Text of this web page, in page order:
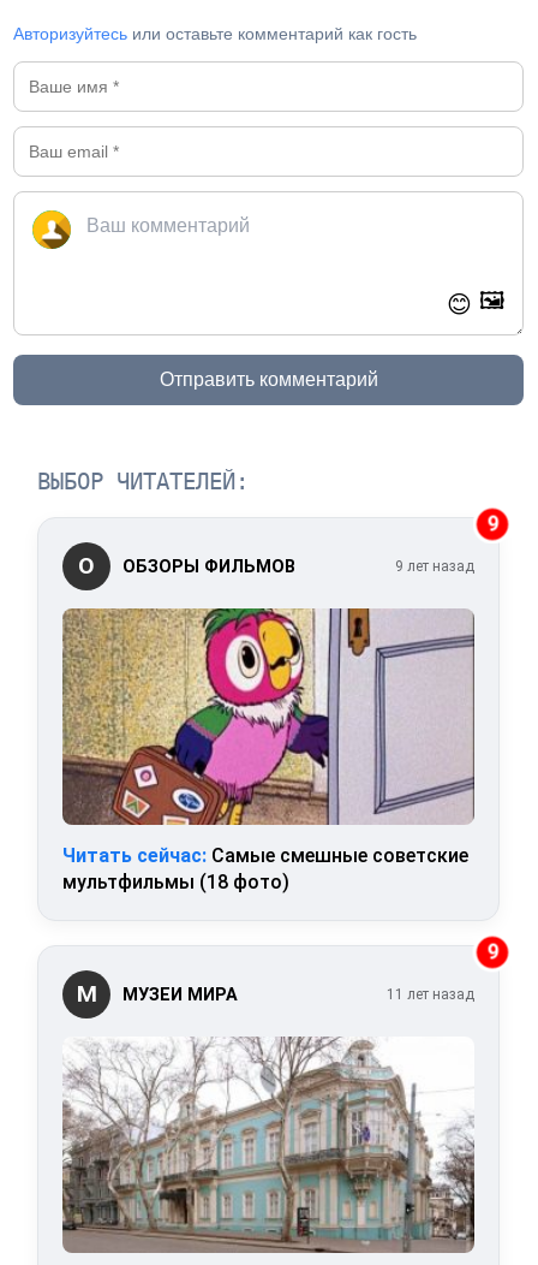
Авторизуйтесь или оставьте комментарий как гость
😊 🖼️
Отправить комментарий
ВЫБОР ЧИТАТЕЛЕЙ:
9
О ОБЗОРЫ ФИЛЬМОВ 9 лет назад
Читать сейчас: Самые смешные советские
мультфильмы (18 фото)
9
М МУЗЕИ МИРА 11 лет назад